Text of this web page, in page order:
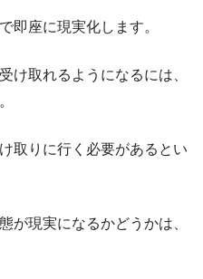
即座に現実化します。
け取れるようになるには、
取りに行く必要があるとい
が現実になるかどうかは、